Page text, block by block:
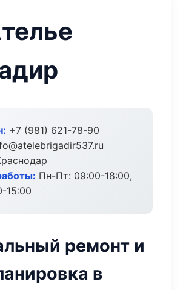
+7 (981) 621-78-90
Пн-Пт: 09:00-18:00,
15:00
ремонт и
в